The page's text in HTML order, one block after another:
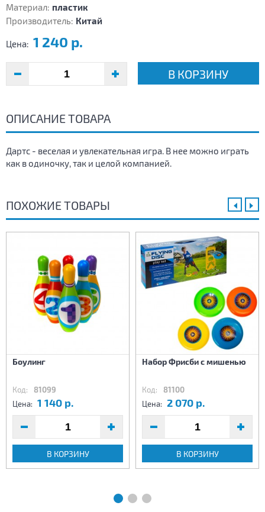
Материал: пластик
Производитель: Китай
Цена: 1 240 р.
В КОРЗИНУ
ОПИСАНИЕ ТОВАРА
Дартс - веселая и увлекательная игра. В нее можно играть
как в одиночку, так и целой компанией.
ПОХОЖИЕ ТОВАРЫ
Боулинг
Код: 81099
Цена: 1 140 р.
В КОРЗИНУ
Набор Фрисби с мишенью
Код: 81100
Цена: 2 070 р.
В КОРЗИНУ